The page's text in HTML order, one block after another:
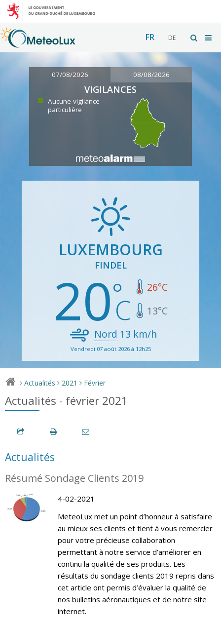
FR DE
07/08/2026 08/08/2026
VIGILANCES
Aucune vigilance
particulière
LUXEMBOURG
FINDEL
20 26°C
13°C
Nord 13 km/h
Vendredi 07 août 2026 à 12h25
> Actualités > 2021 > Février
Actualités - février 2021
Actualités
Résumé Sondage Clients 2019
4-02-2021
MeteoLux met un point d’honneur à satisfaire
au mieux ses clients et tient à vous remercier
pour votre précieuse collaboration
permettant à notre service d’améliorer en
continu la qualité de ses produits. Les
résultats du sondage clients 2019 repris dans
cet article ont permis d’évaluer la qualité de
nos bulletins aéronautiques et de notre site
internet.